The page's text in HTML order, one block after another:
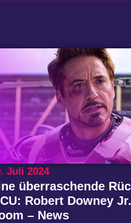
Juli 2024
überraschende
Robert Downey
– News